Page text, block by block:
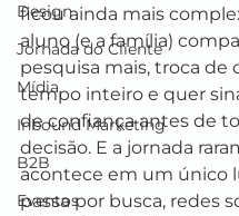
Design
Jornada do Cliente
Mídia
Inbound Marketing
B2B
Eventos
ficou ainda mais
aluno (e a família)
pesquisa mais, troca de
tempo inteiro e quer
de confiança antes de
decisão. E a jornada
acontece em um único
passa por busca, redes